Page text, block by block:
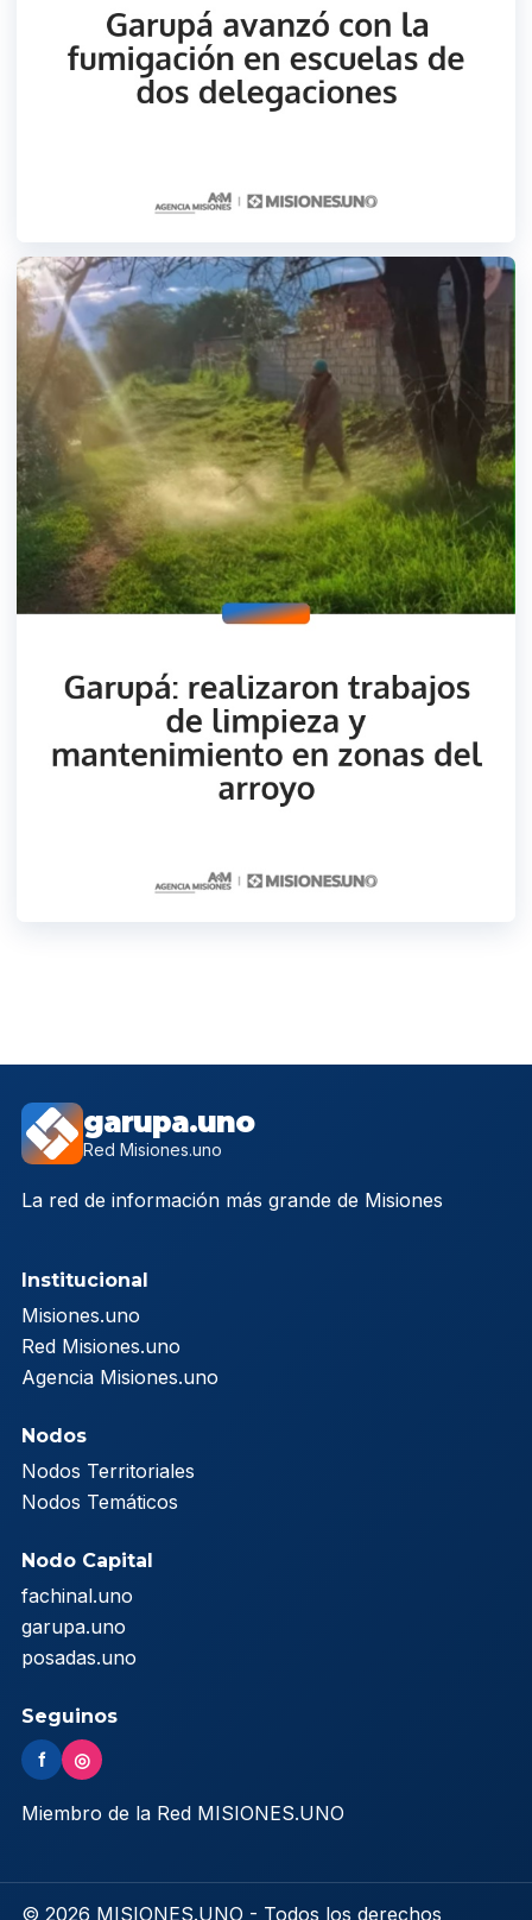
garupa.uno
Red Misiones.uno
La red de información más grande de Misiones
Institucional
Misiones.uno
Red Misiones.uno
Agencia Misiones.uno
Nodos
Nodos Territoriales
Nodos Temáticos
Nodo Capital
fachinal.uno
garupa.uno
posadas.uno
Seguinos
f ◎
Miembro de la Red MISIONES.UNO
© 2026 MISIONES.UNO - Todos los derechos